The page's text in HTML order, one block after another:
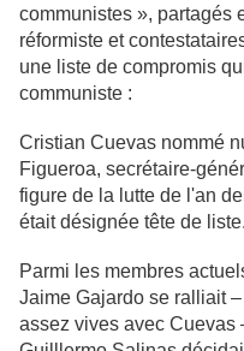
communistes », partagés
réformiste et
une liste de compromis
communiste :
Cristian Cuevas nommé
Figueroa, secrétaire-
figure de la lutte de l'an
était désignée tête de liste.
Parmi les membres
Jaime Gajardo se ralliait
assez vives avec Cuevas